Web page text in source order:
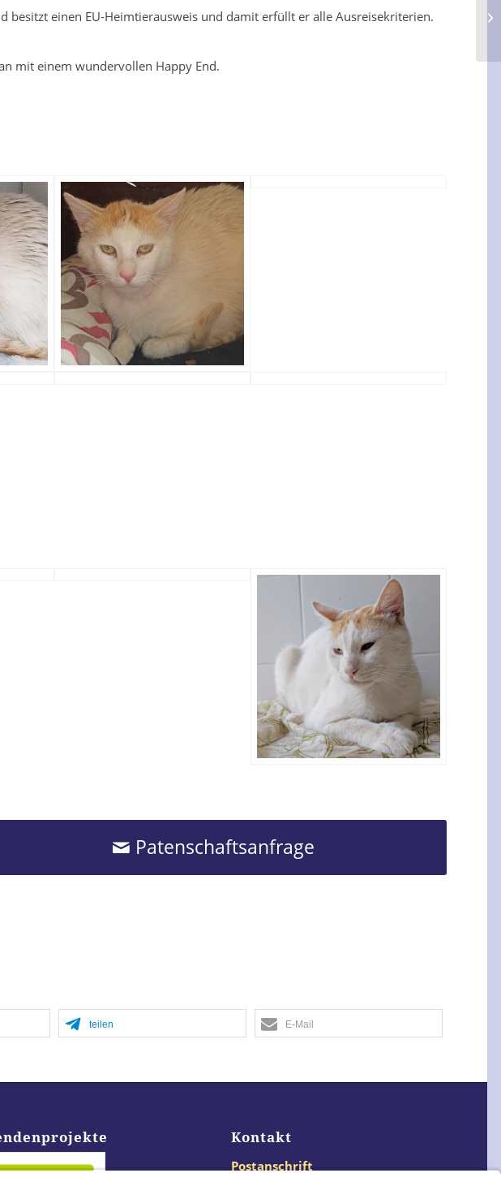
besitzt einen EU-Heimtierausweis und damit erfüllt er alle Ausreisekriterien.
mit einem wundervollen Happy End.
Patenschaftsanfrage
teilen E-Mail
Kontakt
Postanschrift